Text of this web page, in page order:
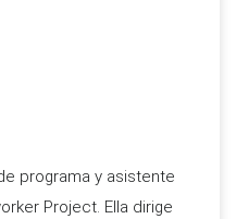
programa y asistente
Project. Ella dirige